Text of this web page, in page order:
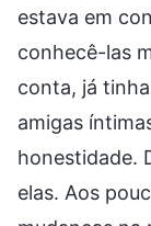
estava em
conhecê-las
conta, já
amigas
honestidade.
elas. Aos